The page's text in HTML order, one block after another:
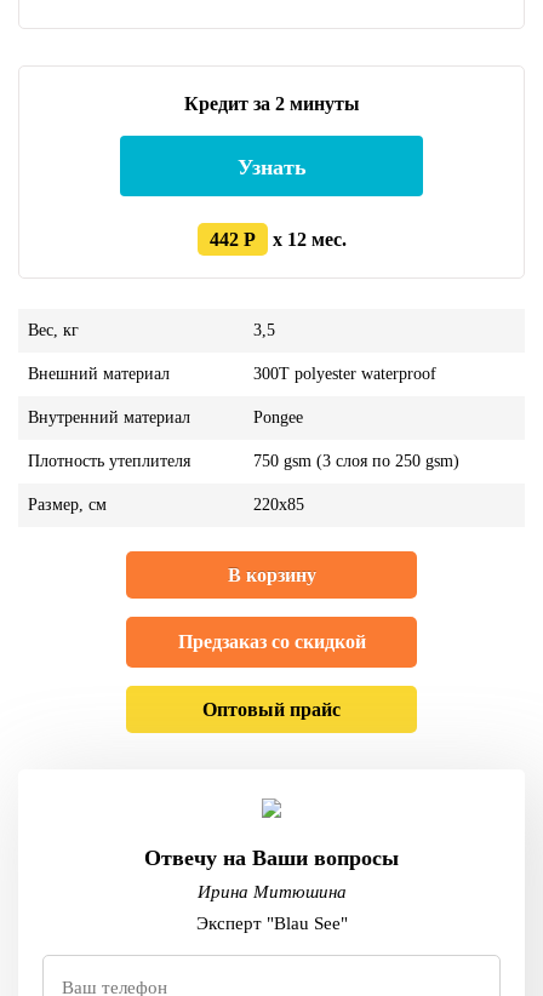
Кредит за 2 минуты
Узнать
442 Р x 12 мес.
Вес, кг 3,5
Внешний материал 300T polyester waterproof
Внутренний материал Pongee
Плотность утеплителя 750 gsm (3 слоя по 250 gsm)
Размер, см 220х85
В корзину
Предзаказ со скидкой
Оптовый прайс
Отвечу на Ваши вопросы
Ирина Митюшина
Эксперт "Blau See"